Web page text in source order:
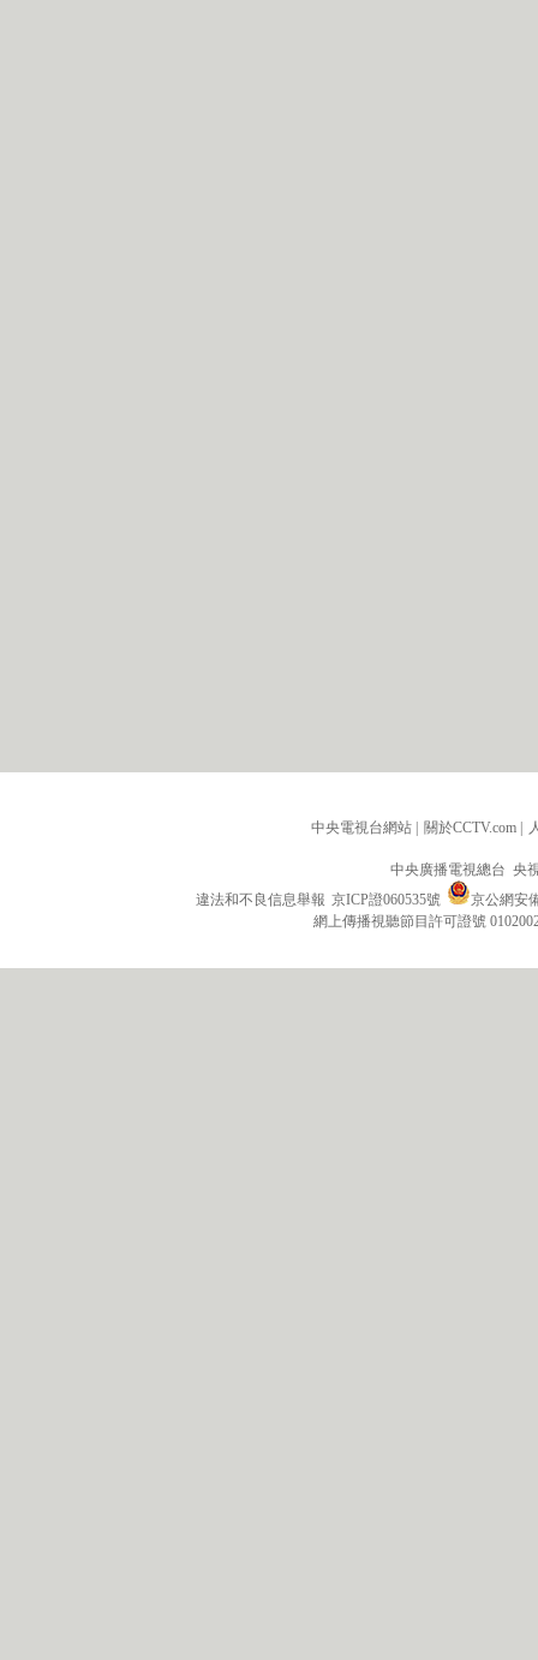
中央電視台網站 關於CCTV.com
中央廣播電視總台 央
違法和不良信息舉報 京ICP證060535號
京公網安
網上傳播視聽節目許可證號